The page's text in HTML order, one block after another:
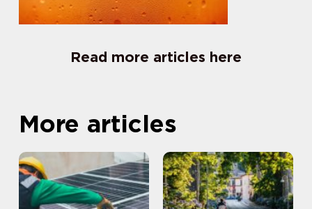
Read more articles here
More articles